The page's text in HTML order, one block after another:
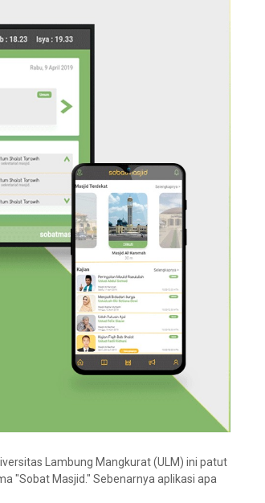
Lambung Mangkurat (ULM) ini patut
"Sobat Masjid." Sebenarnya aplikasi apa